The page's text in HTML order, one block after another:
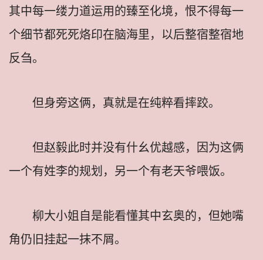
其中每一缕力道运用的臻至化境，恨不得每一
个细节都死死烙印在脑海里，以后整宿整宿地
反刍。
但身旁这俩，真就是在纯粹看摔跤。
但赵毅此时并没有什幺优越感，因为这俩
一个有姓李的规划，另一个有老天爷喂饭。
柳大小姐自是能看懂其中玄奥的，但她嘴
角仍旧挂起一抹不屑。